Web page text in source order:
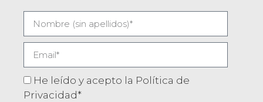
He leído y acepto la Política de
Privacidad*